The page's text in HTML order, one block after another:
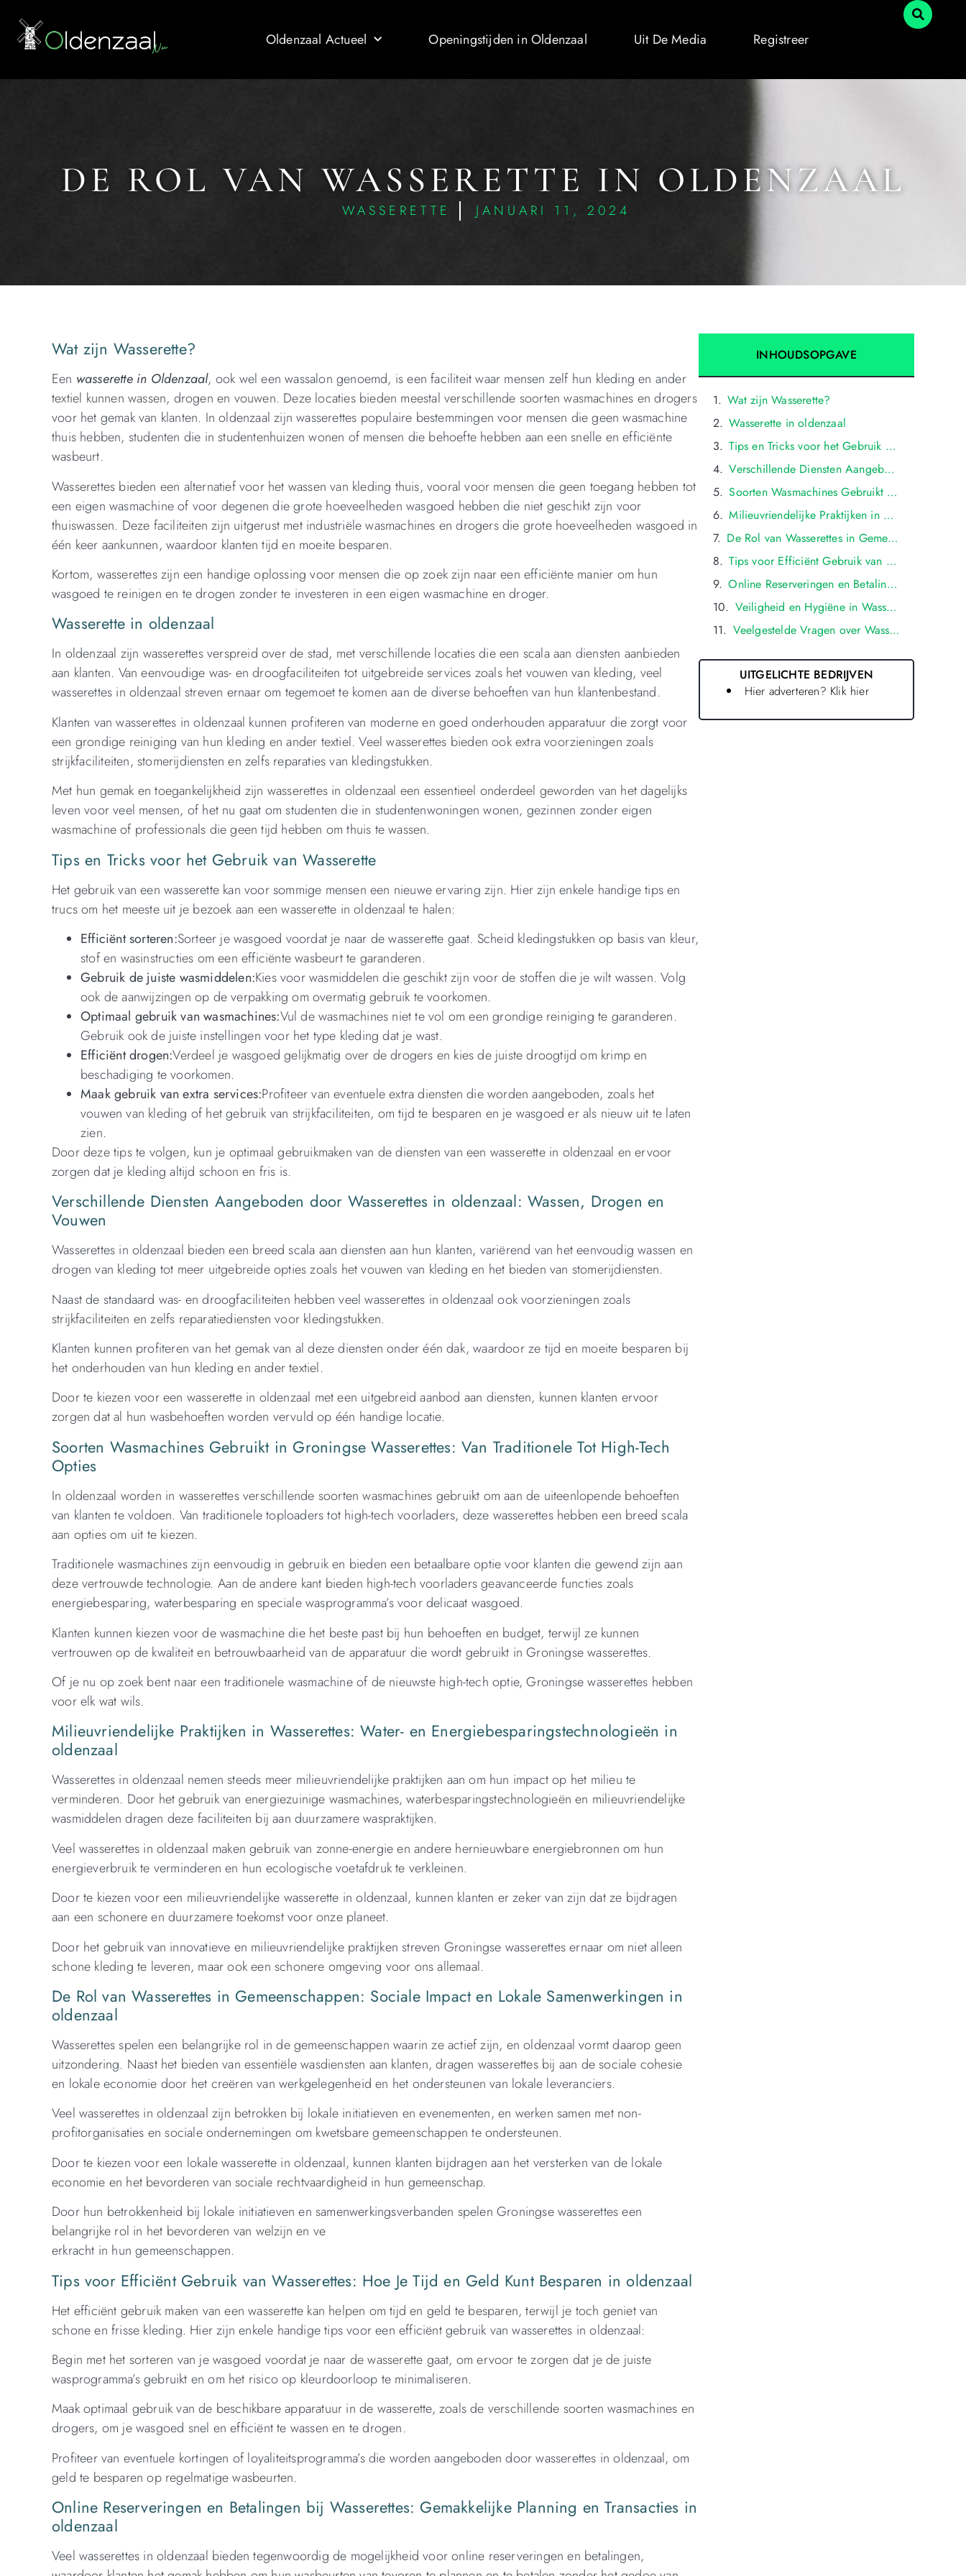
Oldenzaal Actueel Openingstijden in Oldenzaal Uit De Media Registreer
DE ROL VAN WASSERETTE IN OLDENZAAL
WASSERETTE JANUARI 11, 2024
Wat zijn Wasserette?
Een wasserette in Oldenzaal, ook wel een wassalon genoemd, is een faciliteit waar mensen zelf hun kleding en ander
textiel kunnen wassen, drogen en vouwen. Deze locaties bieden meestal verschillende soorten wasmachines en drogers
voor het gemak van klanten. In oldenzaal zijn wasserettes populaire bestemmingen voor mensen die geen wasmachine
thuis hebben, studenten die in studentenhuizen wonen of mensen die behoefte hebben aan een snelle en efficiënte
wasbeurt.
Wasserettes bieden een alternatief voor het wassen van kleding thuis, vooral voor mensen die geen toegang hebben tot
een eigen wasmachine of voor degenen die grote hoeveelheden wasgoed hebben die niet geschikt zijn voor
thuiswassen. Deze faciliteiten zijn uitgerust met industriële wasmachines en drogers die grote hoeveelheden wasgoed in
één keer aankunnen, waardoor klanten tijd en moeite besparen.
Kortom, wasserettes zijn een handige oplossing voor mensen die op zoek zijn naar een efficiënte manier om hun
wasgoed te reinigen en te drogen zonder te investeren in een eigen wasmachine en droger.
Wasserette in oldenzaal
In oldenzaal zijn wasserettes verspreid over de stad, met verschillende locaties die een scala aan diensten aanbieden
aan klanten. Van eenvoudige was- en droogfaciliteiten tot uitgebreide services zoals het vouwen van kleding, veel
wasserettes in oldenzaal streven ernaar om tegemoet te komen aan de diverse behoeften van hun klantenbestand.
Klanten van wasserettes in oldenzaal kunnen profiteren van moderne en goed onderhouden apparatuur die zorgt voor
een grondige reiniging van hun kleding en ander textiel. Veel wasserettes bieden ook extra voorzieningen zoals
strijkfaciliteiten, stomerijdiensten en zelfs reparaties van kledingstukken.
Met hun gemak en toegankelijkheid zijn wasserettes in oldenzaal een essentieel onderdeel geworden van het dagelijks
leven voor veel mensen, of het nu gaat om studenten die in studentenwoningen wonen, gezinnen zonder eigen
wasmachine of professionals die geen tijd hebben om thuis te wassen.
Tips en Tricks voor het Gebruik van Wasserette
Het gebruik van een wasserette kan voor sommige mensen een nieuwe ervaring zijn. Hier zijn enkele handige tips en
trucs om het meeste uit je bezoek aan een wasserette in oldenzaal te halen:
Efficiënt sorteren:Sorteer je wasgoed voordat je naar de wasserette gaat. Scheid kledingstukken op basis van kleur,
stof en wasinstructies om een efficiënte wasbeurt te garanderen.
Gebruik de juiste wasmiddelen:Kies voor wasmiddelen die geschikt zijn voor de stoffen die je wilt wassen. Volg
ook de aanwijzingen op de verpakking om overmatig gebruik te voorkomen.
Optimaal gebruik van wasmachines:Vul de wasmachines niet te vol om een grondige reiniging te garanderen.
Gebruik ook de juiste instellingen voor het type kleding dat je wast.
Efficiënt drogen:Verdeel je wasgoed gelijkmatig over de drogers en kies de juiste droogtijd om krimp en
beschadiging te voorkomen.
Maak gebruik van extra services:Profiteer van eventuele extra diensten die worden aangeboden, zoals het
vouwen van kleding of het gebruik van strijkfaciliteiten, om tijd te besparen en je wasgoed er als nieuw uit te laten
zien.
Door deze tips te volgen, kun je optimaal gebruikmaken van de diensten van een wasserette in oldenzaal en ervoor
zorgen dat je kleding altijd schoon en fris is.
Verschillende Diensten Aangeboden door Wasserettes in oldenzaal: Wassen, Drogen en
Vouwen
Wasserettes in oldenzaal bieden een breed scala aan diensten aan hun klanten, variërend van het eenvoudig wassen en
drogen van kleding tot meer uitgebreide opties zoals het vouwen van kleding en het bieden van stomerijdiensten.
Naast de standaard was- en droogfaciliteiten hebben veel wasserettes in oldenzaal ook voorzieningen zoals
strijkfaciliteiten en zelfs reparatiediensten voor kledingstukken.
Klanten kunnen profiteren van het gemak van al deze diensten onder één dak, waardoor ze tijd en moeite besparen bij
het onderhouden van hun kleding en ander textiel.
Door te kiezen voor een wasserette in oldenzaal met een uitgebreid aanbod aan diensten, kunnen klanten ervoor
zorgen dat al hun wasbehoeften worden vervuld op één handige locatie.
Soorten Wasmachines Gebruikt in Groningse Wasserettes: Van Traditionele Tot High-Tech
Opties
In oldenzaal worden in wasserettes verschillende soorten wasmachines gebruikt om aan de uiteenlopende behoeften
van klanten te voldoen. Van traditionele toploaders tot high-tech voorladers, deze wasserettes hebben een breed scala
aan opties om uit te kiezen.
Traditionele wasmachines zijn eenvoudig in gebruik en bieden een betaalbare optie voor klanten die gewend zijn aan
deze vertrouwde technologie. Aan de andere kant bieden high-tech voorladers geavanceerde functies zoals
energiebesparing, waterbesparing en speciale wasprogramma’s voor delicaat wasgoed.
Klanten kunnen kiezen voor de wasmachine die het beste past bij hun behoeften en budget, terwijl ze kunnen
vertrouwen op de kwaliteit en betrouwbaarheid van de apparatuur die wordt gebruikt in Groningse wasserettes.
Of je nu op zoek bent naar een traditionele wasmachine of de nieuwste high-tech optie, Groningse wasserettes hebben
voor elk wat wils.
Milieuvriendelijke Praktijken in Wasserettes: Water- en Energiebesparingstechnologieën in
oldenzaal
Wasserettes in oldenzaal nemen steeds meer milieuvriendelijke praktijken aan om hun impact op het milieu te
verminderen. Door het gebruik van energiezuinige wasmachines, waterbesparingstechnologieën en milieuvriendelijke
wasmiddelen dragen deze faciliteiten bij aan duurzamere waspraktijken.
Veel wasserettes in oldenzaal maken gebruik van zonne-energie en andere hernieuwbare energiebronnen om hun
energieverbruik te verminderen en hun ecologische voetafdruk te verkleinen.
Door te kiezen voor een milieuvriendelijke wasserette in oldenzaal, kunnen klanten er zeker van zijn dat ze bijdragen
aan een schonere en duurzamere toekomst voor onze planeet.
Door het gebruik van innovatieve en milieuvriendelijke praktijken streven Groningse wasserettes ernaar om niet alleen
schone kleding te leveren, maar ook een schonere omgeving voor ons allemaal.
De Rol van Wasserettes in Gemeenschappen: Sociale Impact en Lokale Samenwerkingen in
oldenzaal
Wasserettes spelen een belangrijke rol in de gemeenschappen waarin ze actief zijn, en oldenzaal vormt daarop geen
uitzondering. Naast het bieden van essentiële wasdiensten aan klanten, dragen wasserettes bij aan de sociale cohesie
en lokale economie door het creëren van werkgelegenheid en het ondersteunen van lokale leveranciers.
Veel wasserettes in oldenzaal zijn betrokken bij lokale initiatieven en evenementen, en werken samen met non-
profitorganisaties en sociale ondernemingen om kwetsbare gemeenschappen te ondersteunen.
Door te kiezen voor een lokale wasserette in oldenzaal, kunnen klanten bijdragen aan het versterken van de lokale
economie en het bevorderen van sociale rechtvaardigheid in hun gemeenschap.
Door hun betrokkenheid bij lokale initiatieven en samenwerkingsverbanden spelen Groningse wasserettes een
belangrijke rol in het bevorderen van welzijn en ve
erkracht in hun gemeenschappen.
Tips voor Efficiënt Gebruik van Wasserettes: Hoe Je Tijd en Geld Kunt Besparen in oldenzaal
Het efficiënt gebruik maken van een wasserette kan helpen om tijd en geld te besparen, terwijl je toch geniet van
schone en frisse kleding. Hier zijn enkele handige tips voor een efficiënt gebruik van wasserettes in oldenzaal:
Begin met het sorteren van je wasgoed voordat je naar de wasserette gaat, om ervoor te zorgen dat je de juiste
wasprogramma’s gebruikt en om het risico op kleurdoorloop te minimaliseren.
Maak optimaal gebruik van de beschikbare apparatuur in de wasserette, zoals de verschillende soorten wasmachines en
drogers, om je wasgoed snel en efficiënt te wassen en te drogen.
Profiteer van eventuele kortingen of loyaliteitsprogramma’s die worden aangeboden door wasserettes in oldenzaal, om
geld te besparen op regelmatige wasbeurten.
Online Reserveringen en Betalingen bij Wasserettes: Gemakkelijke Planning en Transacties in
oldenzaal
Veel wasserettes in oldenzaal bieden tegenwoordig de mogelijkheid voor online reserveringen en betalingen,
INHOUDSOPGAVE
Wat zijn Wasserette?
Wasserette in oldenzaal
Tips en Tricks voor het Gebruik van Wasserette
Verschillende Diensten Aangeboden door Wasserettes in oldenzaal: Wassen, Drogen en Vouwen
Soorten Wasmachines Gebruikt in Groningse Wasserettes: Van Traditionele Tot High-Tech Opties
Milieuvriendelijke Praktijken in Wasserettes: Water- en Energiebesparingstechnologieën in oldenzaal
De Rol van Wasserettes in Gemeenschappen: Sociale Impact en Lokale Samenwerkingen in oldenzaal
Tips voor Efficiënt Gebruik van Wasserettes: Hoe Je Tijd en Geld Kunt Besparen in oldenzaal
Online Reserveringen en Betalingen bij Wasserettes: Gemakkelijke Planning en Transacties in oldenzaal
Veiligheid en Hygiëne in Wasserettes: Maatregelen Om Een Schone en Veilige Omgeving Te Handhaven in oldenzaal
Veelgestelde Vragen over Wasserettes in oldenzaal
UITGELICHTE BEDRIJVEN
Hier adverteren? Klik hier